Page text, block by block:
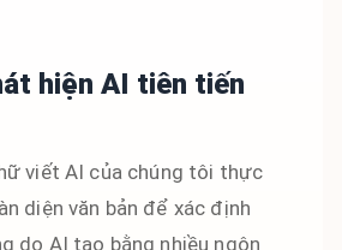
hiện AI tiên tiến
viết AI của chúng tôi thực
diện văn bản để xác định
do AI tạo bằng nhiều ngôn